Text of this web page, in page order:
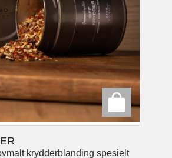
krydderblanding spesielt